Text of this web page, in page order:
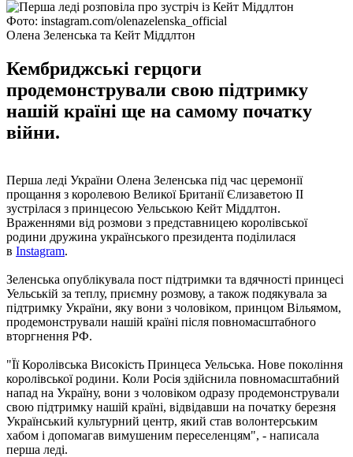
Фото: instagram.com/olenazelenska_official
Олена Зеленська та Кейт Міддлтон
Кембриджські герцоги
продемонстрували свою підтримку
нашій країні ще на самому початку
війни.
Перша леді України Олена Зеленська під час церемонії
прощання з королевою Великої Британії Єлизаветою ІІ
зустрілася з принцесою Уельською Кейт Міддлтон.
Враженнями від розмови з представницею королівської
родини дружина українського президента поділилася
в Instagram.
Зеленська опублікувала пост підтримки та вдячності принцесі
Уельській за теплу, приємну розмову, а також подякувала за
підтримку України, яку вони з чоловіком, принцом Вільямом,
продемонстрували нашій країні після повномасштабного
вторгнення РФ.
"Її Королівська Високість Принцеса Уельська. Нове покоління
королівської родини. Коли Росія здійснила повномасштабний
напад на Україну, вони з чоловіком одразу продемонстрували
свою підтримку нашій країні, відвідавши на початку березня
Український культурний центр, який став волонтерським
хабом і допомагав вимушеним переселенцям", - написала
перша леді.